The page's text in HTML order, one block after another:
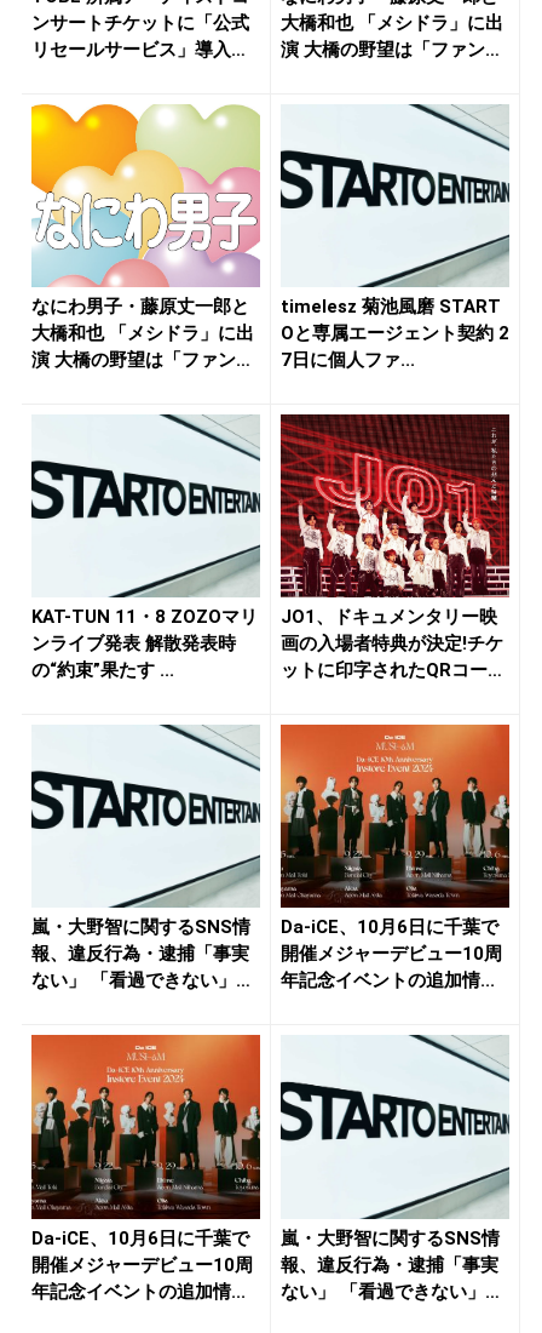
ンサートチケットに「公式
リセールサービス」導入
大橋和也 「メシドラ」に出
演 大橋の野望は「ファンミ
なにわ男子・藤原丈一郎と
大橋和也 「メシドラ」に出
演 大橋の野望は「ファンミ
timelesz 菊池風磨 START
Oと専属エージェント契約 2
7日に個人ファ...
KAT-TUN 11・8 ZOZOマリ
ンライブ発表 解散発表時
の“約束”果たす ...
JO1、ドキュメンタリー映
画の入場者特典が決定!チケ
ットに印字されたQRコード
嵐・大野智に関するSNS情
報、違反行為・逮捕「事実
ない」 「看過できない」と
Da-iCE、10月6日に千葉で
開催メジャーデビュー10周
年記念イベントの追加情...
Da-iCE、10月6日に千葉で
開催メジャーデビュー10周
年記念イベントの追加情...
嵐・大野智に関するSNS情
報、違反行為・逮捕「事実
ない」 「看過できない」と